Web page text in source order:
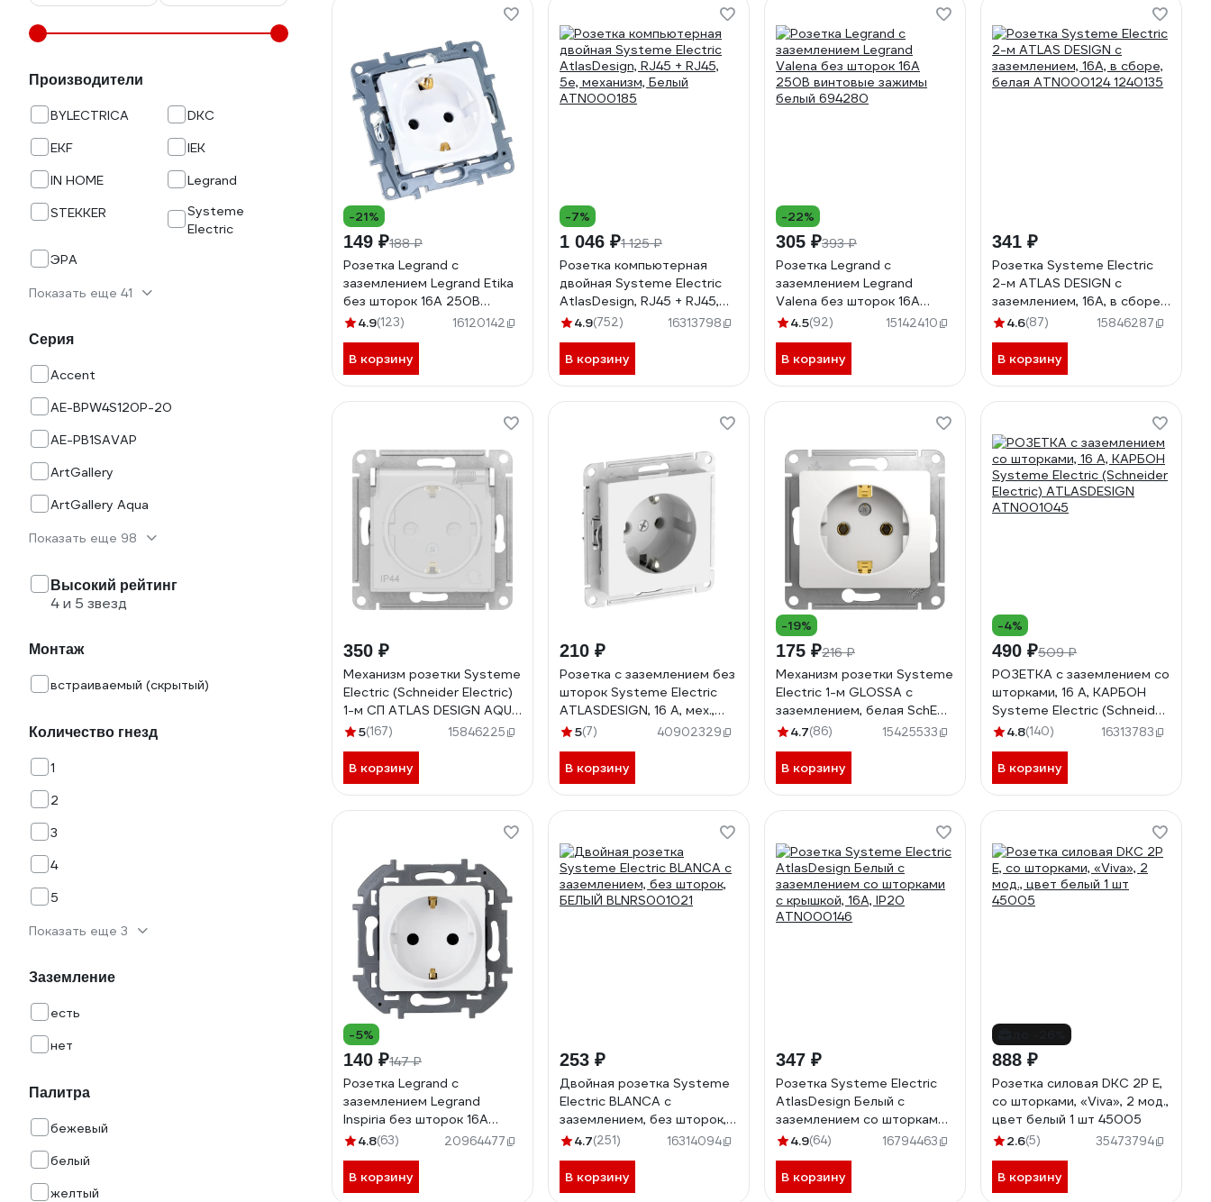
Производители
BYLECTRICA
DKC
EKF
IEK
IN HOME
Legrand
STEKKER
Systeme
Electric
ЭРА
Показать еще 41
Серия
Accent
AE-BPW4S120P-20
AE-PB1SAVAP
ArtGallery
ArtGallery Aqua
Показать еще 98
Высокий рейтинг
4 и 5 звезд
Монтаж
встраиваемый (скрытый)
Количество гнезд
1
2
3
4
5
Показать еще 3
Заземление
есть
нет
Палитра
бежевый
белый
желтый
-21%
149 ₽188 ₽
Розетка Legrand с
заземлением Legrand Etika
без шторок 16А 250В
винтовые зажимы белый
4.9(123) 16120142
В корзину
-7%
1 046 ₽1 125 ₽
Розетка компьютерная
двойная Systeme Electric
AtlasDesign, RJ45 + RJ45,
5e, механизм, Белый
4.9(752) 16313798
В корзину
-22%
305 ₽393 ₽
Розетка Legrand с
заземлением Legrand
Valena без шторок 16А
250В винтовые зажимы
4.5(92) 15142410
В корзину
341 ₽
Розетка Systeme Electric
2-м ATLAS DESIGN с
заземлением, 16А, в сборе,
белая ATN000124 1240135
4.6(87) 15846287
В корзину
350 ₽
Механизм розетки Systeme
Electric (Schneider Electric)
1-м СП ATLAS DESIGN AQUA
16А IP44 бел. 1240175
5(167) 15846225
В корзину
210 ₽
Розетка с заземлением без
шторок Systeme Electric
ATLASDESIGN, 16 А, мех.,
быстрозажимная клемма,
5(7) 40902329
В корзину
-19%
175 ₽216 ₽
Механизм розетки Systeme
Electric 1-м GLOSSA с
заземлением, белая SchE
GSL000143
4.7(86) 15425533
В корзину
-4%
490 ₽509 ₽
РОЗЕТКА с заземлением со
шторками, 16 А, КАРБОН
Systeme Electric (Schneider
Electric) ATLASDESIGN
4.8(140) 16313783
В корзину
-5%
140 ₽147 ₽
Розетка Legrand с
заземлением Legrand
Inspiria без шторок 16А
250В винтовые зажимы
4.8(63) 20964477
В корзину
253 ₽
Двойная розетка Systeme
Electric BLANCA с
заземлением, без шторок,
БЕЛЫЙ BLNRS001021
4.7(251) 16314094
В корзину
347 ₽
Розетка Systeme Electric
AtlasDesign Белый с
заземлением со шторками
с крышкой, 16А, IP20
4.9(64) 16794463
В корзину
888 ₽
Розетка силовая DKC 2Р Е,
со шторками, «Viva», 2 мод.,
цвет белый 1 шт 45005
2.6(5) 35473794
В корзину